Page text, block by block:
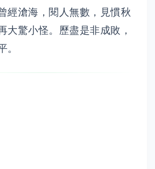
經滄海，閱人無數，見慣秋
大驚小怪。歷盡是非成敗，
。